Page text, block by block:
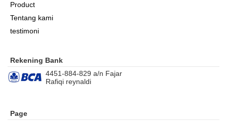
Product
Tentang kami
testimoni
Rekening Bank
4451-884-829 a/n Fajar
Rafiqi reynaldi
Page